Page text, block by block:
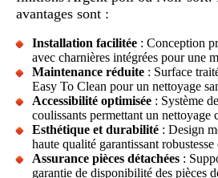
avantages sont :
Installation facilitée : Conception
avec charnières intégrées pour une
Maintenance réduite : Surface
Easy To Clean pour un nettoyage
Accessibilité optimisée : Système
coulissants permettant un nettoyage
Esthétique et durabilité : Design
haute qualité garantissant
Assurance pièces détachées :
garantie de disponibilité des pièces